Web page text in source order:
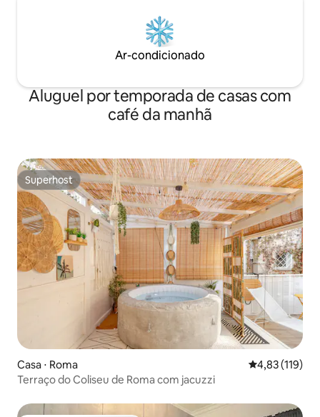
Ar-condicionado
Aluguel por temporada de casas com
café da manhã
Superhost
Superhost
Casa ⋅ Roma 4,83 de uma
4,83 (119)
Terraço do Coliseu de Roma com jacuzzi